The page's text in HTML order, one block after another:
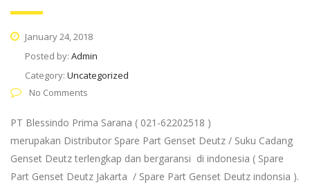
January 24, 2018
Posted by: Admin
Category: Uncategorized
No Comments
PT Blessindo Prima Sarana ( 021-62202518 )
merupakan Distributor Spare Part Genset Deutz / Suku Cadang
Genset Deutz terlengkap dan bergaransi di indonesia ( Spare
Part Genset Deutz Jakarta / Spare Part Genset Deutz indonsia ).